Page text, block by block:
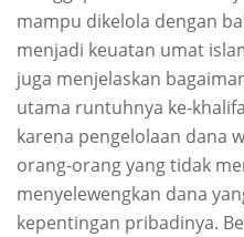
mampu dikelola dengan
menjadi keuatan umat
juga menjelaskan
utama runtuhnya ke-
karena pengelolaan dana
orang-orang yang tidak
menyelewengkan dana
kepentingan pribadinya.